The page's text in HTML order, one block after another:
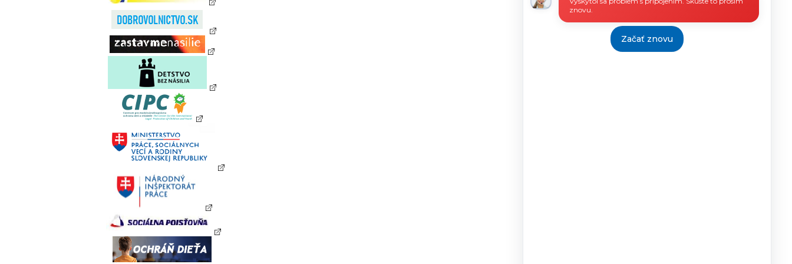
znovu.
Začať znovu